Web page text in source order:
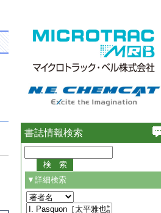
書誌情報検索
▼詳細検索